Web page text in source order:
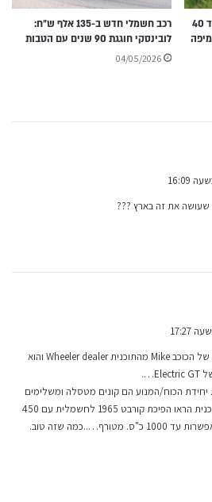
7 מקומות במחירים משתלמים: עד 40
רכב חשמלי חדש ב-135 אלף ש״ח:
לובינסקי חוגגת 90 שנים עם הטבות
04/05/2026
שעושה את זה בארץ ???
צפיתי בתוכנית של הכוכב Mike מהתוכנית Wheeler dealer והוא
יחידת הכוח/המנוע הם קונים מטסלה ומשלימים
את השאר. בתוכנית הראו הפיכת קורבט 1965 לחשמלית עם 450
מטורף…..כמה שזה טוב.